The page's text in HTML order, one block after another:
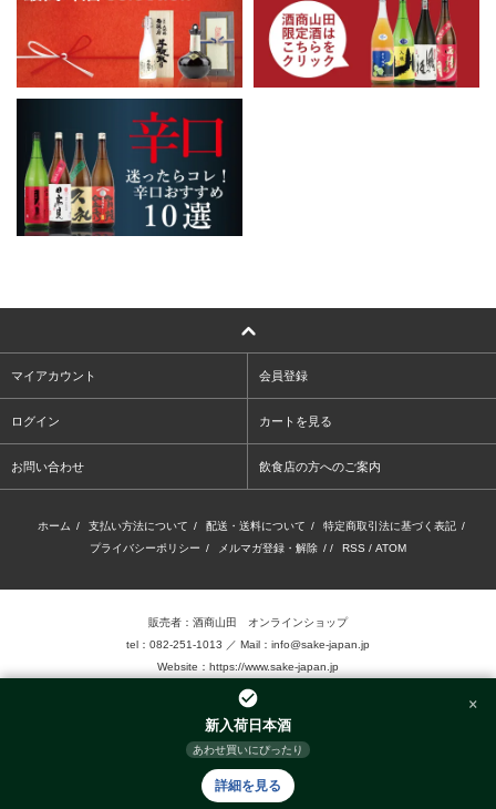
×
新入荷日本酒
あわせ買いにぴったり
詳細を見る
マイアカウント 会員登録
ログイン カートを見る
お問い合わせ 飲食店の方へのご案内
ホーム / 支払い方法について / 配送・送料について / 特定商取引法に基づく表記 /
プライバシーポリシー / メルマガ登録・解除 / / RSS / ATOM
販売者：酒商山田 オンラインショップ
tel：082-251-1013 ／ Mail：info@sake-japan.jp
Website： https://www.sake-japan.jp
未成年者の飲酒は、法律で禁じられています。
当店では、20歳以上の年齢であることを確認 できない場合、お酒を販売致しません。
©2016.Sake-Show Yamada Inc. Allrights reserved.